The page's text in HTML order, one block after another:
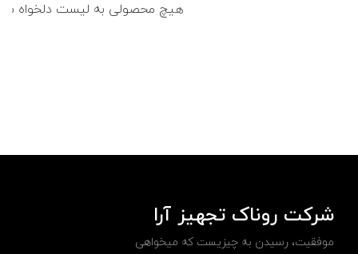
هیچ محصولی به لیست دلخواه
شرکت روناک تجهیز آرا
موفقیت، رسیدن به چیزیست که میخواهی